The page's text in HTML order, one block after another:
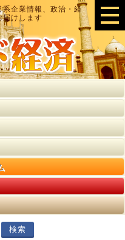
系企業情報、政治・経
届けします